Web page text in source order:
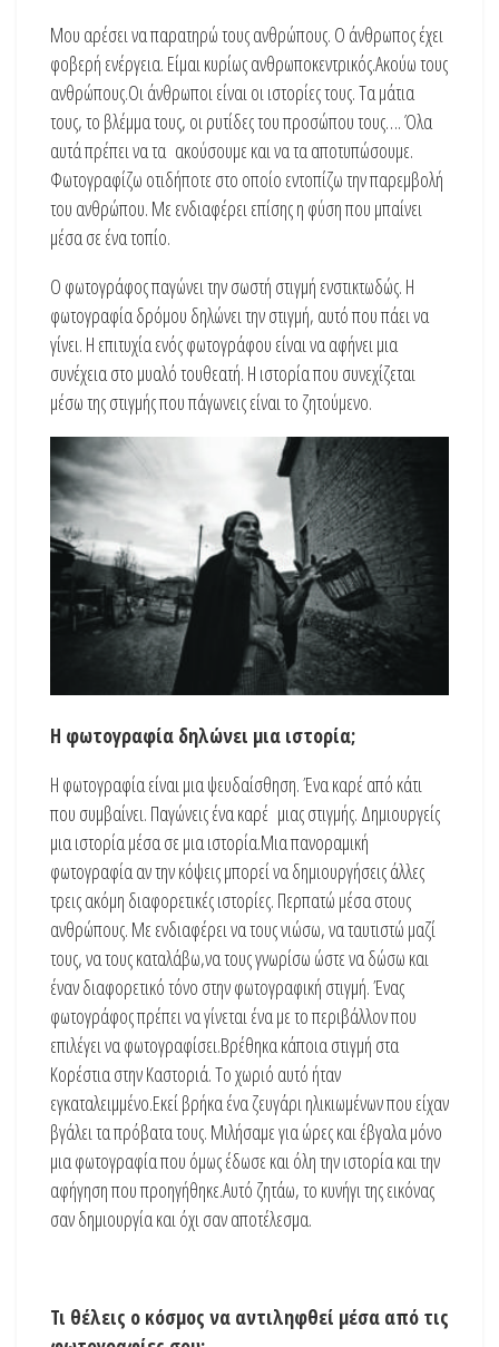
Μου αρέσει να παρατηρώ τους ανθρώπους. Ο άνθρωπος έχει
φοβερή ενέργεια. Είμαι κυρίως ανθρωποκεντρικός.Ακούω τους
ανθρώπους.Οι άνθρωποι είναι οι ιστορίες τους. Τα μάτια
τους, το βλέμμα τους, οι ρυτίδες του προσώπου τους…. Όλα
αυτά πρέπει να τα ακούσουμε και να τα αποτυπώσουμε.
Φωτογραφίζω οτιδήποτε στο οποίο εντοπίζω την παρεμβολή
του ανθρώπου. Με ενδιαφέρει επίσης η φύση που μπαίνει
μέσα σε ένα τοπίο.
Ο φωτογράφος παγώνει την σωστή στιγμή ενστικτωδώς. Η
φωτογραφία δρόμου δηλώνει την στιγμή, αυτό που πάει να
γίνει. Η επιτυχία ενός φωτογράφου είναι να αφήνει μια
συνέχεια στο μυαλό τουθεατή. Η ιστορία που συνεχίζεται
μέσω της στιγμής που πάγωνεις είναι το ζητούμενο.
Η φωτογραφία δηλώνει μια ιστορία;
Η φωτογραφία είναι μια ψευδαίσθηση. Ένα καρέ από κάτι
που συμβαίνει. Παγώνεις ένα καρέ μιας στιγμής. Δημιουργείς
μια ιστορία μέσα σε μια ιστορία.Μια πανοραμική
φωτογραφία αν την κόψεις μπορεί να δημιουργήσεις άλλες
τρεις ακόμη διαφορετικές ιστορίες. Περπατώ μέσα στους
ανθρώπους. Με ενδιαφέρει να τους νιώσω, να ταυτιστώ μαζί
τους, να τους καταλάβω,να τους γνωρίσω ώστε να δώσω και
έναν διαφορετικό τόνο στην φωτογραφική στιγμή. Ένας
φωτογράφος πρέπει να γίνεται ένα με το περιβάλλον που
επιλέγει να φωτογραφίσει.Βρέθηκα κάποια στιγμή στα
Κορέστια στην Καστοριά. Το χωριό αυτό ήταν
εγκαταλειμμένο.Εκεί βρήκα ένα ζευγάρι ηλικιωμένων που είχαν
βγάλει τα πρόβατα τους. Μιλήσαμε για ώρες και έβγαλα μόνο
μια φωτογραφία που όμως έδωσε και όλη την ιστορία και την
αφήγηση που προηγήθηκε.Αυτό ζητάω, το κυνήγι της εικόνας
σαν δημιουργία και όχι σαν αποτέλεσμα.
Τι θέλεις ο κόσμος να αντιληφθεί μέσα από τις